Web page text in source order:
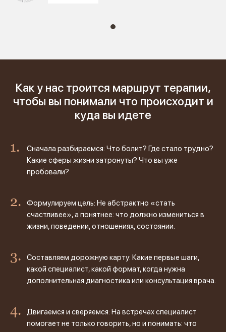
высокопрофессиональную поддержку, которая через
Как у нас троится маршрут терапии,
чтобы вы понимали что происходит и
куда вы идете
Сначала разбираемся: Что болит? Где стало трудно?
Какие сферы жизни затронуты? Что вы уже
пробовали?
Формулируем цель: Не абстрактно «стать
счастливее», а понятнее: что должно измениться в
жизни, поведении, отношениях, состоянии.
Составляем дорожную карту: Какие первые шаги,
какой специалист, какой формат, когда нужна
дополнительная диагностика или консультация врача.
Двигаемся и сверяемся: На встречах специалист
помогает не только говорить, но и понимать: что